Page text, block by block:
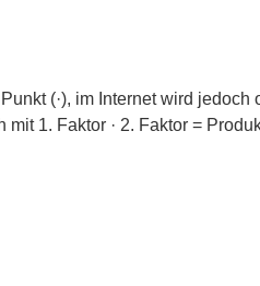
(·), im Internet wird jedoch
1. Faktor · 2. Faktor =